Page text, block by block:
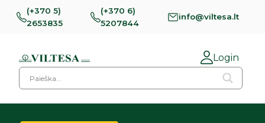
(+370 5)
2653835
(+370 6)
5207844
info@viltesa.lt
Login